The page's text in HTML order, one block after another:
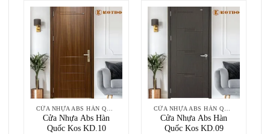
Cửa Nhựa Abs Hàn
Quốc Kos KD.10
Cửa Nhựa Abs Hàn
Quốc Kos KD.09